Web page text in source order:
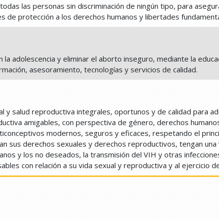
las personas sin discriminación de ningún tipo, para
de protección a los derechos humanos y libertades
adolescencia y eliminar el aborto inseguro, mediante la
asesoramiento, tecnologías y servicios de calidad.
y salud reproductiva integrales, oportunos y de calidad para
amigables, con perspectiva de género, derechos
modernos, seguros y eficaces, respetando el
sus derechos sexuales y derechos reproductivos, tengan
y los no deseados, la transmisión del VIH y otras
con relación a su vida sexual y reproductiva y al ejercicio